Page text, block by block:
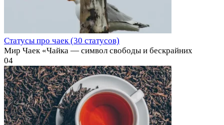
Статусы про чаек (30 статусов)
Мир Чаек «Чайка — символ свободы и бескрайних
04